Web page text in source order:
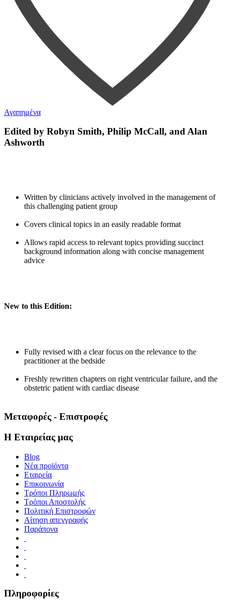
Αγαπημένα
Edited by Robyn Smith, Philip McCall, andAlan
Ashworth
Written by clinicians actively involved in the management of
this challenging patient group
Covers clinical topics in an easily readable format
Allows rapid access to relevant topics providing succinct
background information along with concise management
advice
New to this Edition:
Fully revised with a clear focus on the relevance to the
practitioner at the bedside
Freshly rewritten chapters on right ventricular failure, and the
obstetric patient with cardiac disease
Μεταφορές - Επιστροφές
Η Εταιρείας μας
Blog
Νέα προϊόντα
Εταιρεία
Επικοινωνία
Τρόποι Πληρωμής
Τρόποι Αποστολής
Πολιτική Επιστροφών
Αίτηση απεγγραφής
Παράπονα
Πληροφορίες